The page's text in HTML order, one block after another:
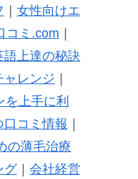
女性向けエ
コミ.com
語上達の秘訣
ャレンジ
を上手に利
コミ情報
の薄毛治療
グ｜ 会社経営